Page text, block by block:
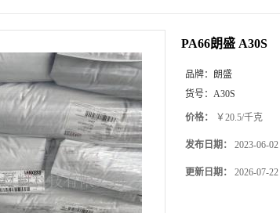
PA66朗盛 A30S
品牌：
朗盛
货号： A30S
价格： ￥20.5/千克
发布日期： 2023-06-02
更新日期： 2026-07-22